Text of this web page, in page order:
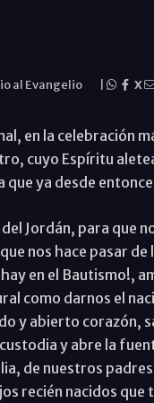
al Evangelio X
en la celebración
cuyo Espíritu
ya desde
Jordán, para que
nos hace pasar
en el Bautismo!,
como darnos el
y abierto corazón,
y abre la
de nuestros
recién nacidos